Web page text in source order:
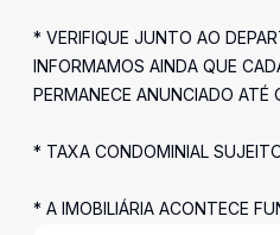
* VERIFIQUE JUNTO AO
INFORMAMOS AINDA QUE
PERMANECE ANUNCIADO
* TAXA CONDOMINIAL
* A IMOBILIÁRIA ACONTECE